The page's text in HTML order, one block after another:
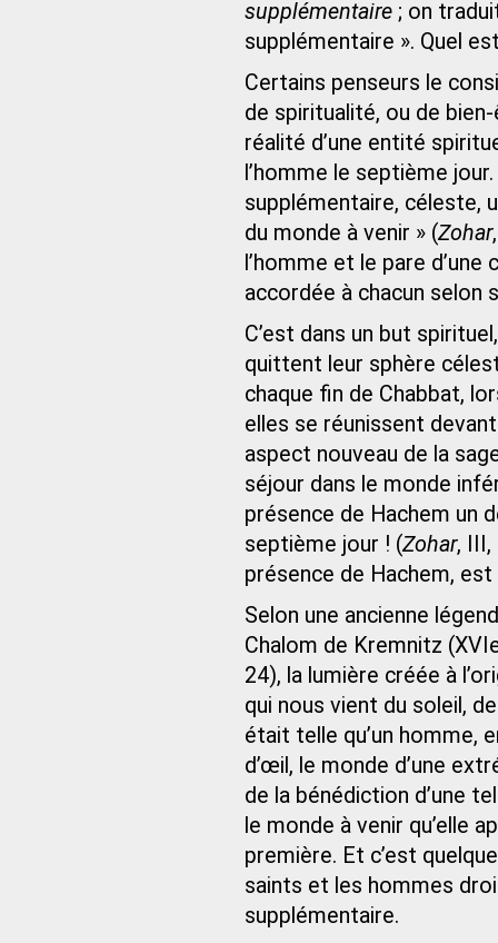
supplémentaire ; on
supplémentaire ». Quel
Certains penseurs le
de spiritualité, ou de
réalité d’une entité
l’homme le septième
supplémentaire, céleste,
du monde à venir » (Zohar
l’homme et le pare
accordée à chacun selon
C’est dans un but
quittent leur sphère
chaque fin de Chabbat,
elles se réunissent
aspect nouveau de la
séjour dans le monde
présence de Hachem un
septième jour ! (Zohar, III,
présence de Hachem,
Selon une ancienne
Chalom de Kremnitz
24), la lumière créée à
qui nous vient du soleil,
était telle qu’un homme,
d’œil, le monde d’une
de la bénédiction d’une
le monde à venir qu’elle
première. Et c’est
saints et les hommes
supplémentaire.